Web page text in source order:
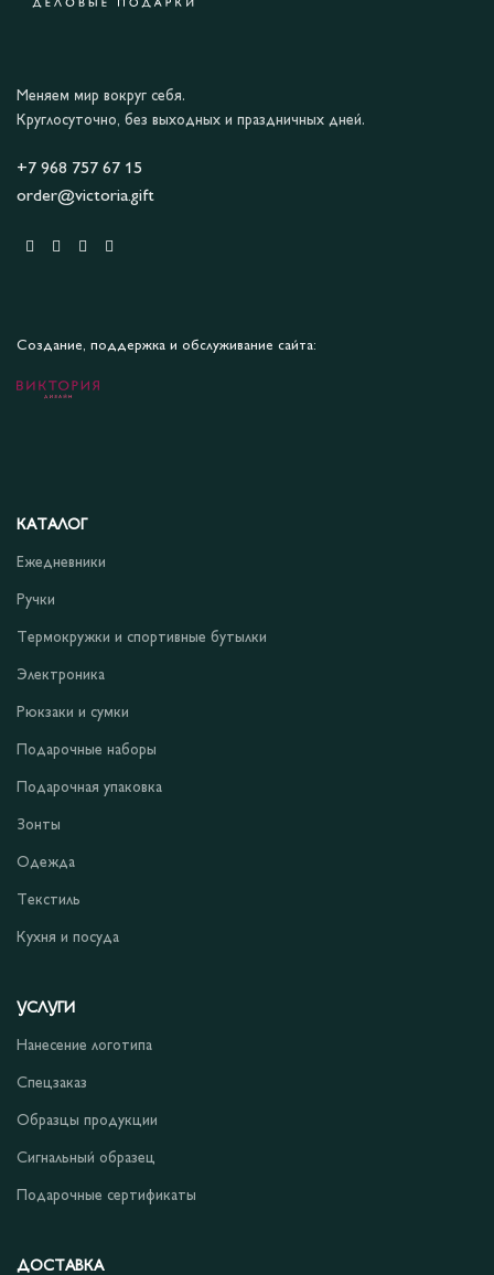
Меняем мир вокруг себя.
Круглосуточно, без выходных и праздничных дней.
+7 968 757 67 15
order@victoria.gift
Создание, поддержка и обслуживание сайта:
КАТАЛОГ
Ежедневники
Ручки
Термокружки и спортивные бутылки
Электроника
Рюкзаки и сумки
Подарочные наборы
Подарочная упаковка
Зонты
Одежда
Текстиль
Кухня и посуда
УСЛУГИ
Нанесение логотипа
Спецзаказ
Образцы продукции
Сигнальный образец
Подарочные сертификаты
ДОСТАВКА